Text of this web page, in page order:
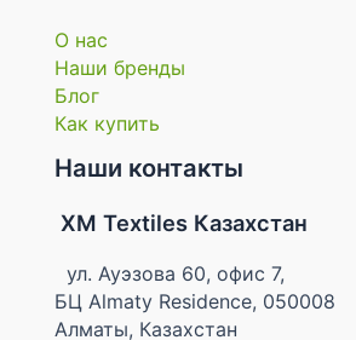
О нас
Наши бренды
Блог
Как купить
Наши контакты
XM Textiles Казахстан
ул. Ауэзова 60, офис 7,
БЦ Almaty Residence, 050008
Алматы, Казахстан